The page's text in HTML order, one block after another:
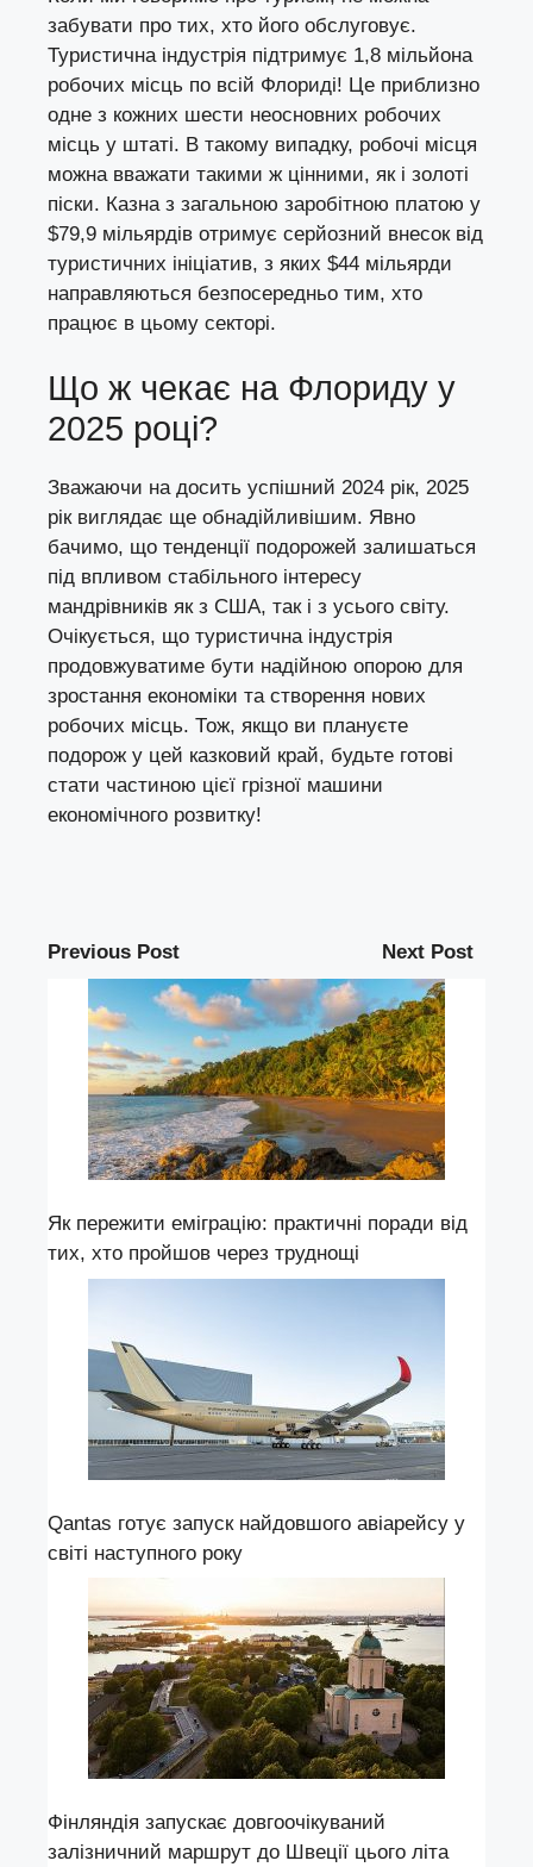
забувати про тих, хто його обслуговує.
Туристична індустрія підтримує 1,8 мільйона
робочих місць по всій Флориді! Це приблизно
одне з кожних шести неосновних робочих
місць у штаті. В такому випадку, робочі місця
можна вважати такими ж цінними, як і золоті
піски. Казна з загальною заробітною платою у
$79,9 мільярдів отримує серйозний внесок від
туристичних ініціатив, з яких $44 мільярди
направляються безпосередньо тим, хто
працює в цьому секторі.
Що ж чекає на Флориду у
2025 році?
Зважаючи на досить успішний 2024 рік, 2025
рік виглядає ще обнадійливішим. Явно
бачимо, що тенденції подорожей залишаться
під впливом стабільного інтересу
мандрівників як з США, так і з усього світу.
Очікується, що туристична індустрія
продовжуватиме бути надійною опорою для
зростання економіки та створення нових
робочих місць. Тож, якщо ви плануєте
подорож у цей казковий край, будьте готові
стати частиною цієї грізної машини
економічного розвитку!
Previous Post Next Post
Як пережити еміграцію: практичні поради від
тих, хто пройшов через труднощі
Qantas готує запуск найдовшого авіарейсу у
світі наступного року
Фінляндія запускає довгоочікуваний
залізничний маршрут до Швеції цього літа